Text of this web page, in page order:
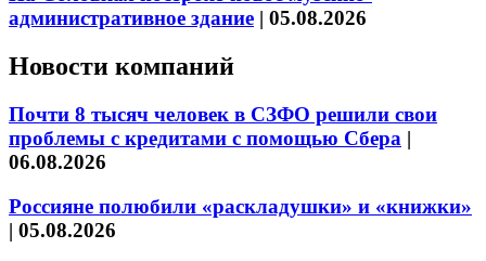
административное здание | 05.08.2026
Новости компаний
Почти 8 тысяч человек в СЗФО решили свои
проблемы с кредитами с помощью Сбера |
06.08.2026
Россияне полюбили «раскладушки» и «книжки»
| 05.08.2026